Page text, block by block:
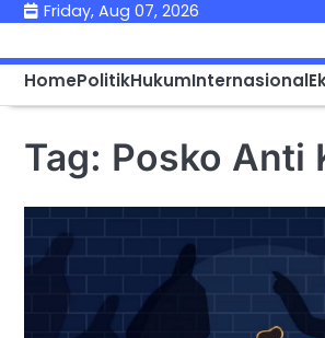
Skip
content
Friday, Aug 07, 2026
HomePolitikHukumInternasional
Tag: Posko Anti